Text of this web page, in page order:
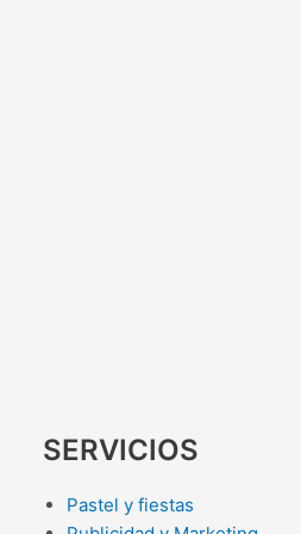
SERVICIOS
Pastel y fiestas